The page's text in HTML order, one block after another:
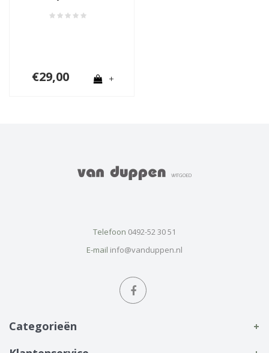
€29,00 +
Telefoon 0492-52 30 51
E-mail info@vanduppen.nl
Categorieën